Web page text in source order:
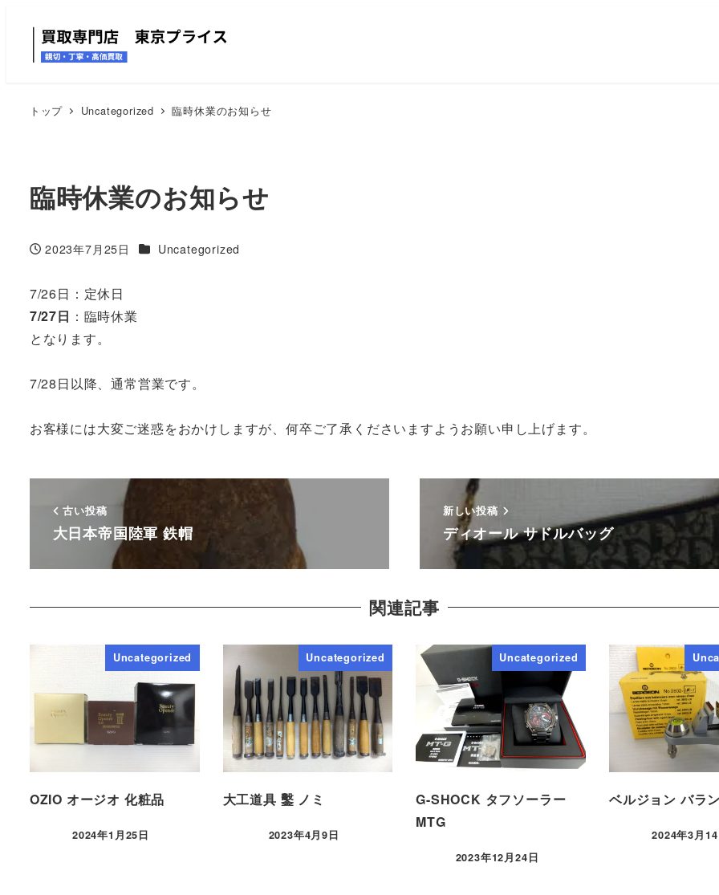
トップ Uncategorized 臨時休業のお知らせ
臨時休業のお知らせ
投稿日
2023年7月25日 カテゴリー
Uncategorized
7/26日：定休日
7/27日 ：臨時休業
となります。
7/28日以降、通常営業です。
お客様には大変ご迷惑をおかけしますが、何卒ご了承くださいますようお願い申し上げます。
古い投稿
大日本帝国陸軍 鉄帽
新しい投稿
ディオール サドルバッグ
関連記事
Uncategorized
OZIO オージオ 化粧品
2024年1月25日
Uncategorized
大工道具 鑿 ノミ
2023年4月9日
Uncategorized
G-SHOCK タフソーラー
MTG
2023年12月24日
ベルジョン バラ
2024年3月